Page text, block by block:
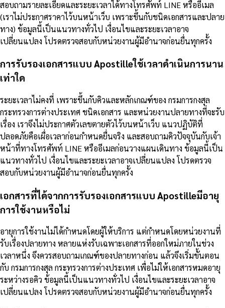
สอบถามรายละเอียดและระยะเวลาได้ทางโทรศัพท์ LINE หรืออีเมล
(เราไม่ประกาศราคาไว้บนหน้าเว็บ เพราะขึ้นกับชนิดเอกสารและปลาย
ทาง) ข้อมูลนี้เป็นแนวทางทั่วไป เงื่อนไขและระยะเวลาอาจ
เปลี่ยนแปลง โปรดตรวจสอบกับหน่วยงานผู้มีอำนาจก่อนยื่นทุกครั้ง
การรับรองเอกสารแบบ Apostilleใช้เวลาดำเนินการนาน
เท่าใด
ระยะเวลาไม่คงที่ เพราะขึ้นกับคิวและหลักเกณฑ์ของ กรมการกงสุล
กระทรวงการต่างประเทศ ชนิดเอกสาร และหน่วยงานปลายทางที่จะรับ
เรื่อง เราจึงไม่ประกาศตัวเลขตายตัวไว้บนหน้าเว็บ แนวปฏิบัติที่
ปลอดภัยคือเผื่อเวลาก่อนกำหนดยื่นจริง และสอบถามคิวปัจจุบันกับเจ้า
หน้าที่ทางโทรศัพท์ LINE หรืออีเมลก่อนวางแผนเดินทาง ข้อมูลนี้เป็น
แนวทางทั่วไป เงื่อนไขและระยะเวลาอาจเปลี่ยนแปลง โปรดตรวจ
สอบกับหน่วยงานผู้มีอำนาจก่อนยื่นทุกครั้ง
เอกสารที่ได้จากการรับรองเอกสารแบบ Apostilleมีอายุ
การใช้งานหรือไม่
อายุการใช้งานไม่ได้กำหนดโดยผู้ให้บริการ แต่กำหนดโดยหน่วยงานที่
รับเรื่องปลายทาง หลายแห่งรับเฉพาะเอกสารที่ออกใหม่ภายในช่วง
เวลาหนึ่ง จึงควรสอบถามเกณฑ์ของปลายทางก่อน แล้วจึงเริ่มขั้นตอน
กับ กรมการกงสุล กระทรวงการต่างประเทศ เพื่อไม่ให้เอกสารหมดอายุ
ระหว่างรอคิว ข้อมูลนี้เป็นแนวทางทั่วไป เงื่อนไขและระยะเวลาอาจ
เปลี่ยนแปลง โปรดตรวจสอบกับหน่วยงานผู้มีอำนาจก่อนยื่นทุกครั้ง